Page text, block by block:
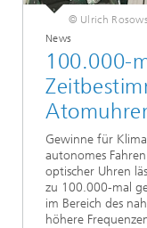
© Ulrich
News
100.000-
Gewinne für
autonomes
optischer Uhren
zu 100.000-mal
im Bereich des
höhere